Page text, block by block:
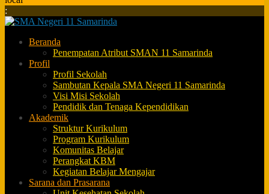
:
Beranda
Penempatan Atribut SMAN 11 Samarinda
Profil
Profil Sekolah
Sambutan Kepala SMA Negeri 11 Samarinda
Visi Misi Sekolah
Pendidik dan Tenaga Kependidikan
Akademik
Struktur Kurikulum
Program Kurikulum
Komunitas Belajar
Perangkat KBM
Kegiatan Belajar Mengajar
Sarana dan Prasarana